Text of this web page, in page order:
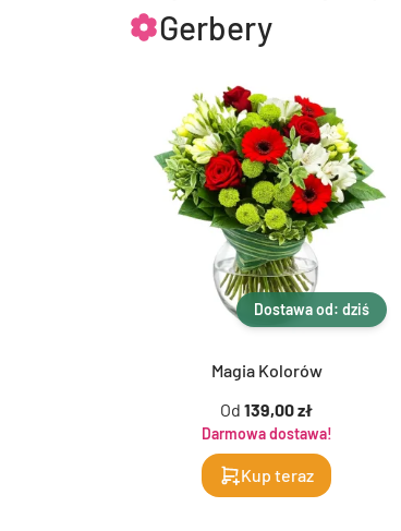
Gerbery
Dostawa od: dziś
Magia Kolorów
Od 139,00 zł
Darmowa dostawa!
Kup teraz